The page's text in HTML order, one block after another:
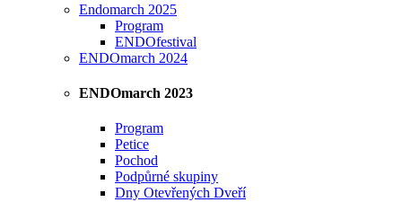
Endomarch 2025
Program
ENDOfestival
ENDOmarch 2024
ENDOmarch 2023
Program
Petice
Pochod
Podpůrné skupiny
Dny Otevřených Dveří